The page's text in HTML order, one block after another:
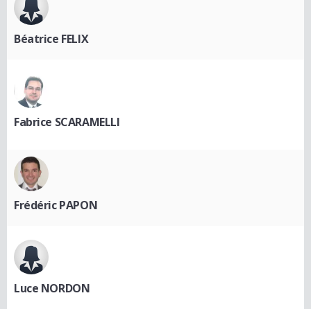
Béatrice FELIX
Fabrice SCARAMELLI
Frédéric PAPON
Luce NORDON